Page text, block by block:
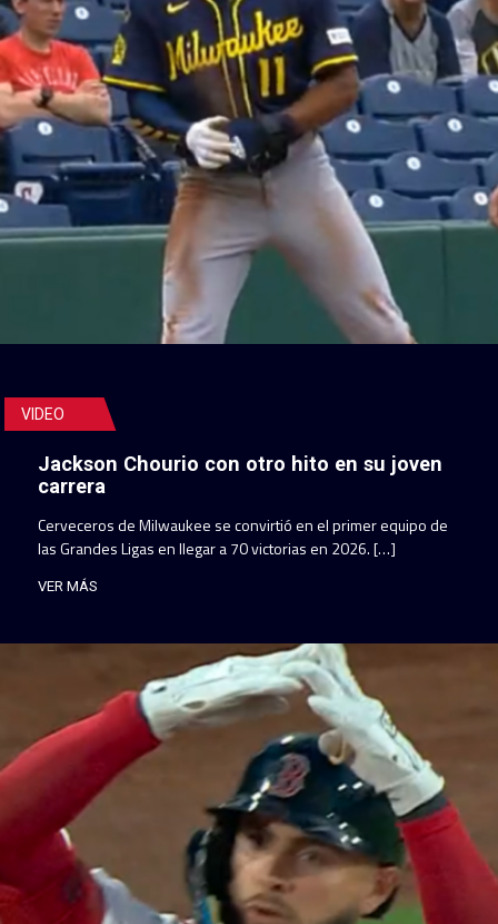
VIDEO
Jackson Chourio con otro hito en su joven
carrera
Cerveceros de Milwaukee se convirtió en el primer equipo de
las Grandes Ligas en llegar a 70 victorias en 2026. […]
VER MÁS